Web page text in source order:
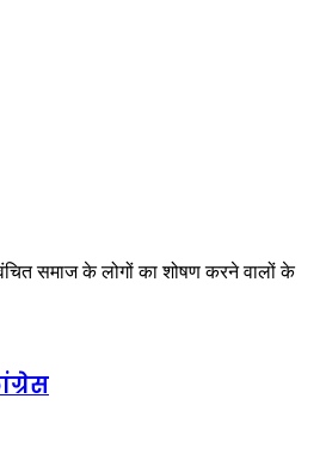
वंचित समाज के लोगों का शोषण करने वालों के